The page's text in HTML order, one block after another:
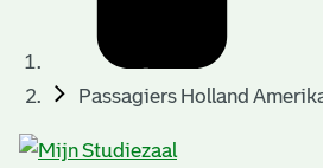
Passagiers Holland